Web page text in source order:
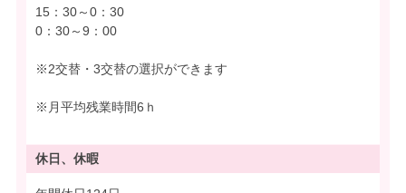
15：30～0：30
0：30～9：00
※2交替・3交替の選択ができます
※月平均残業時間6ｈ
休日、休暇